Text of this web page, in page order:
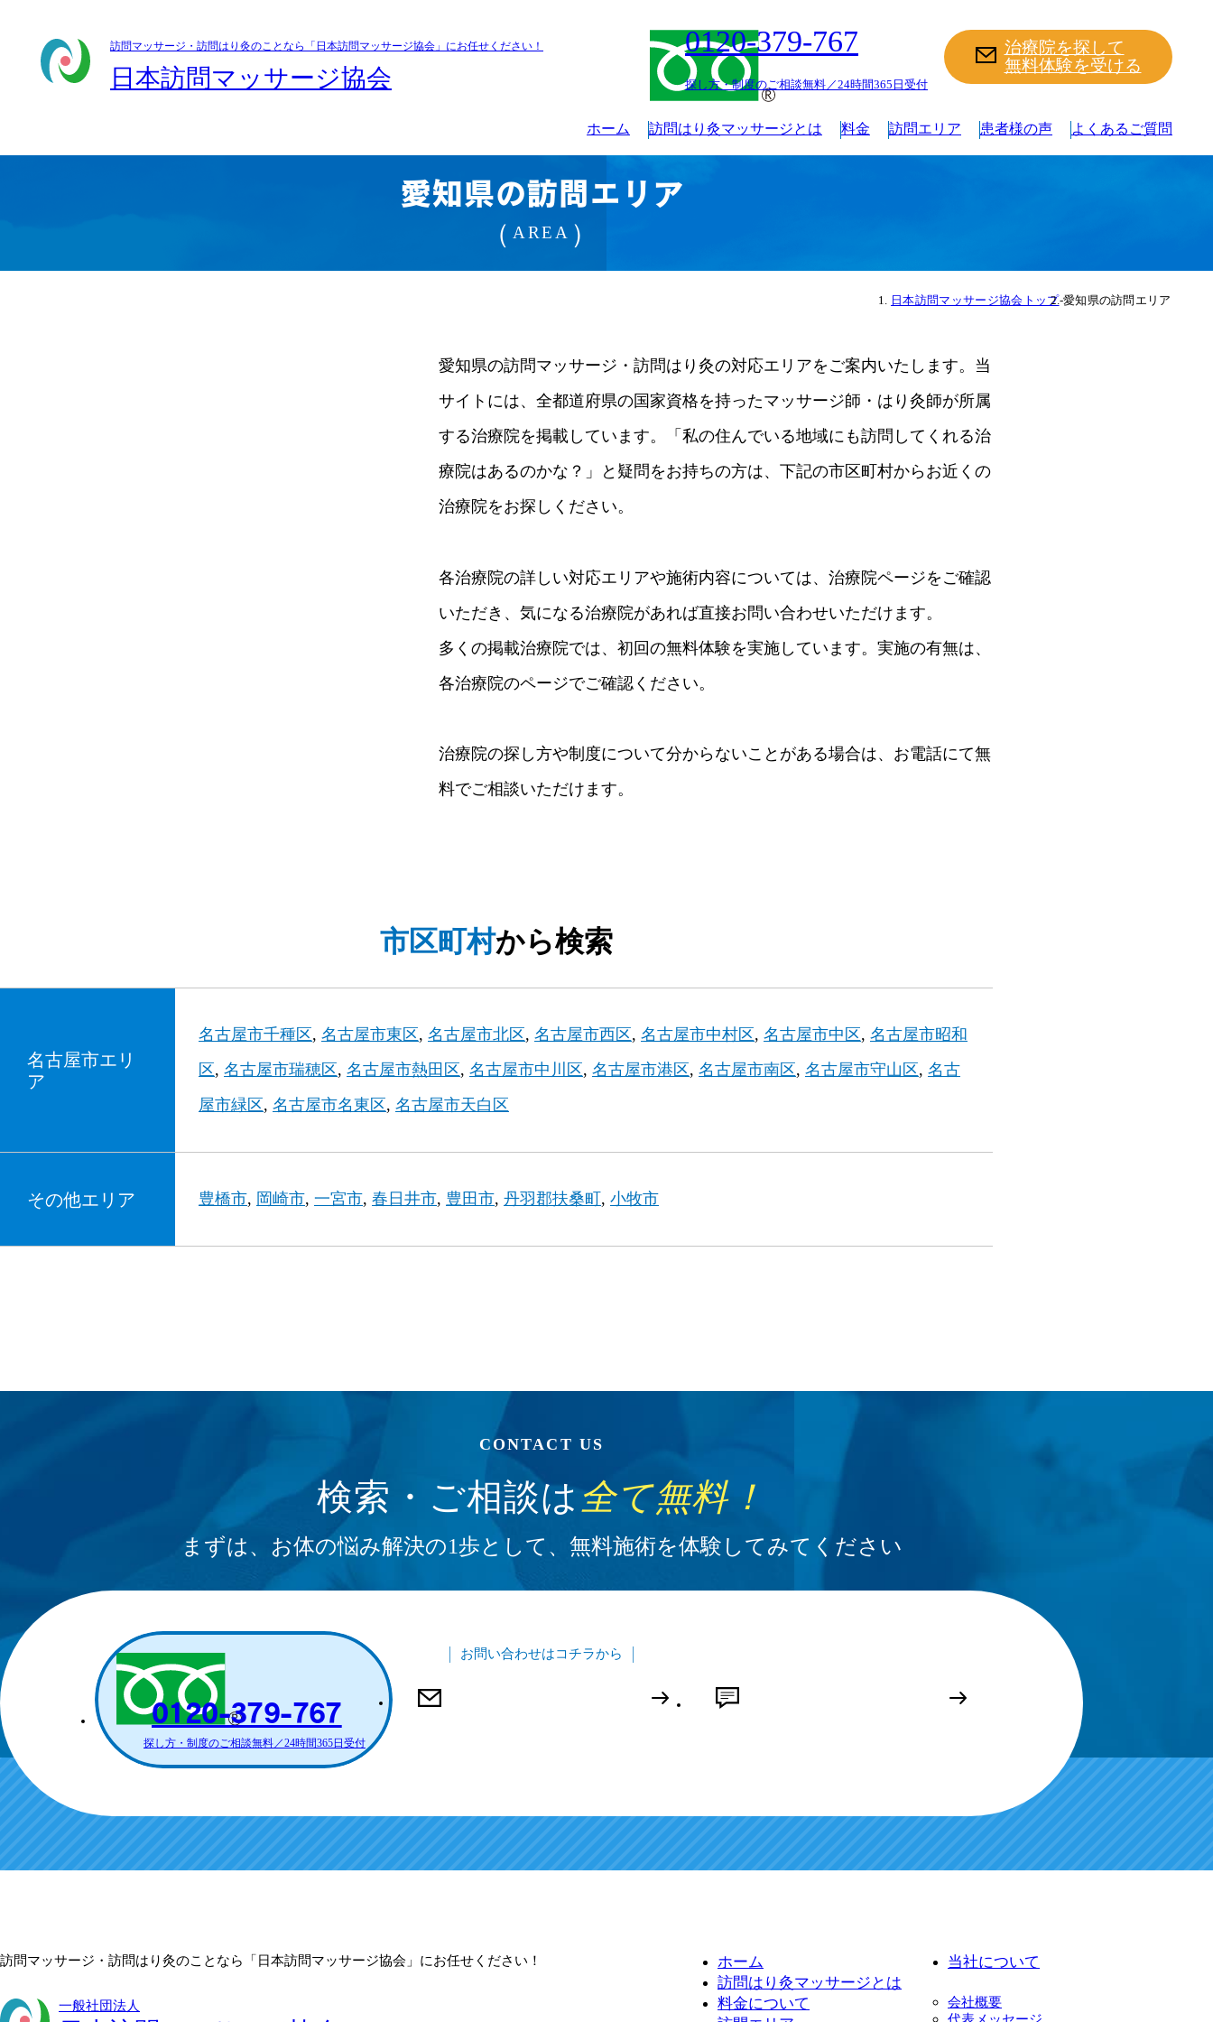
訪問マッサージ・訪問はり灸のことなら「日本訪問マッサージ協会」にお任せください！
日本訪問マッサージ協会
0120-379-767
探し方・制度のご相談無料／24時間365日受付
治療院を探して
無料体験を受ける
ホーム 訪問はり灸マッサージとは 料金 訪問エリア 患者様の声 よくあるご質問
愛知県の訪問エリア
AREA
日本訪問マッサージ協会トップ-愛知県の訪問エリア
愛知県の訪問マッサージ・訪問はり灸の対応エリアをご案内いたします。当
サイトには、全都道府県の国家資格を持ったマッサージ師・はり灸師が所属
する治療院を掲載しています。「私の住んでいる地域にも訪問してくれる治
療院はあるのかな？」と疑問をお持ちの方は、下記の市区町村からお近くの
治療院をお探しください。
各治療院の詳しい対応エリアや施術内容については、治療院ページをご確認
いただき、気になる治療院があれば直接お問い合わせいただけます。
多くの掲載治療院では、初回の無料体験を実施しています。実施の有無は、
各治療院のページでご確認ください。
治療院の探し方や制度について分からないことがある場合は、お電話にて無
料でご相談いただけます。
市区町村から検索
名古屋市エリ
ア
名古屋市千種区 名古屋市東区 名古屋市北区 名古屋市西区 名古屋市中村区 名古屋市中区
名古屋市昭和
区
名古屋市瑞穂区 名古屋市熱田区 名古屋市中川区 名古屋市港区 名古屋市南区 名古屋市守山区
名古
屋市緑区
名古屋市名東区 名古屋市天白区
その他エリア 豊橋市 岡崎市 一宮市 春日井市 豊田市 丹羽郡扶桑町 小牧市
CONTACT US
検索・ご相談は全て無料！
まずは、お体の悩み解決の1歩として、無料施術を体験してみてください
0120-379-767
探し方・制度のご相談無料／24時間365日受付
お問い合わせはコチラから
ホーム
訪問はり灸マッサージとは
料金について
当社について
会社概要
訪問マッサージ・訪問はり灸のことなら 「日本訪問マッサージ協会」にお任せください！
一般社団法人